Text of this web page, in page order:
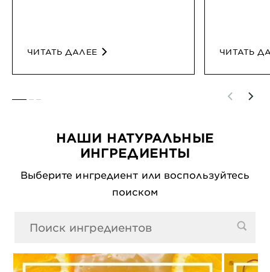
ЧИТАТЬ ДАЛЕЕ ЧИТАТЬ
НАШИ НАТУРАЛЬНЫЕ
ИНГРЕДИЕНТЫ
Выберите ингредиент или воспользуйтесь
поиском